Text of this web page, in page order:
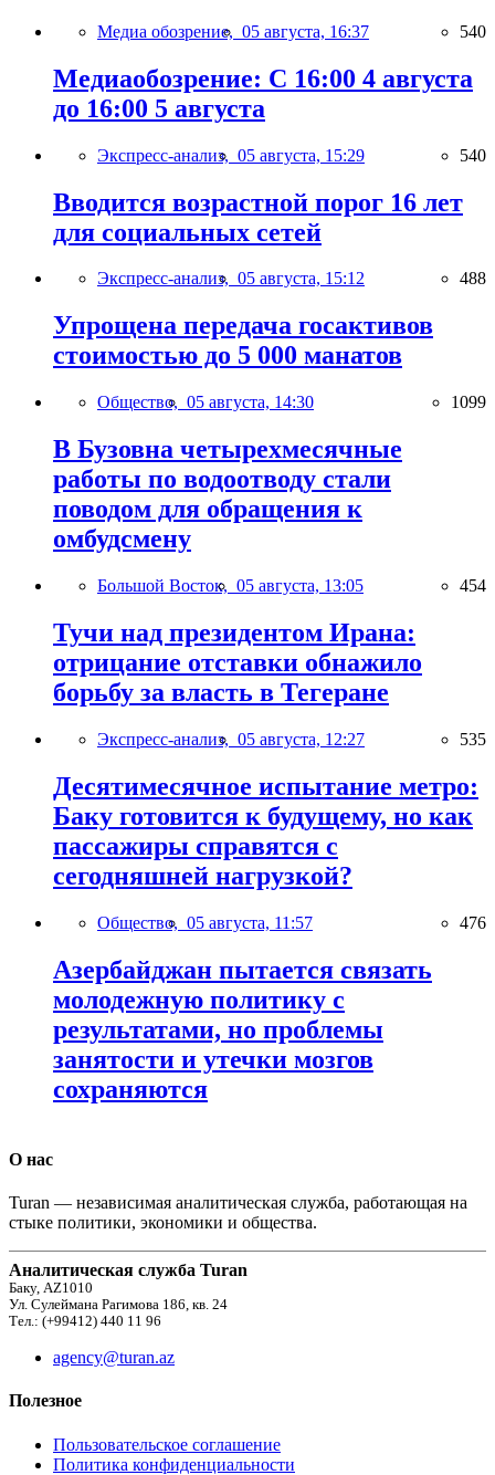
Медиа обозрение, 05 августа, 16:37 540
Медиаобозрение: С 16:00 4 августа
до 16:00 5 августа
Экспресс-анализ, 05 августа, 15:29 540
Вводится возрастной порог 16 лет
для социальных сетей
Экспресс-анализ, 05 августа, 15:12 488
Упрощена передача госактивов
стоимостью до 5 000 манатов
Общество, 05 августа, 14:30 1099
В Бузовна четырехмесячные
работы по водоотводу стали
поводом для обращения к
омбудсмену
Большой Восток, 05 августа, 13:05 454
Тучи над президентом Ирана:
отрицание отставки обнажило
борьбу за власть в Тегеране
Экспресс-анализ, 05 августа, 12:27 535
Десятимесячное испытание метро:
Баку готовится к будущему, но как
пассажиры справятся с
сегодняшней нагрузкой?
Общество, 05 августа, 11:57 476
Азербайджан пытается связать
молодежную политику с
результатами, но проблемы
занятости и утечки мозгов
сохраняются
О нас
Turan — независимая аналитическая служба, работающая на
стыке политики, экономики и общества.
Аналитическая служба Turan
Баку, AZ1010
Ул. Сулеймана Рагимова 186, кв. 24
Тел.: (+99412) 440 11 96
agency@turan.az
Полезное
Пользовательское соглашение
Политика конфиденциальности